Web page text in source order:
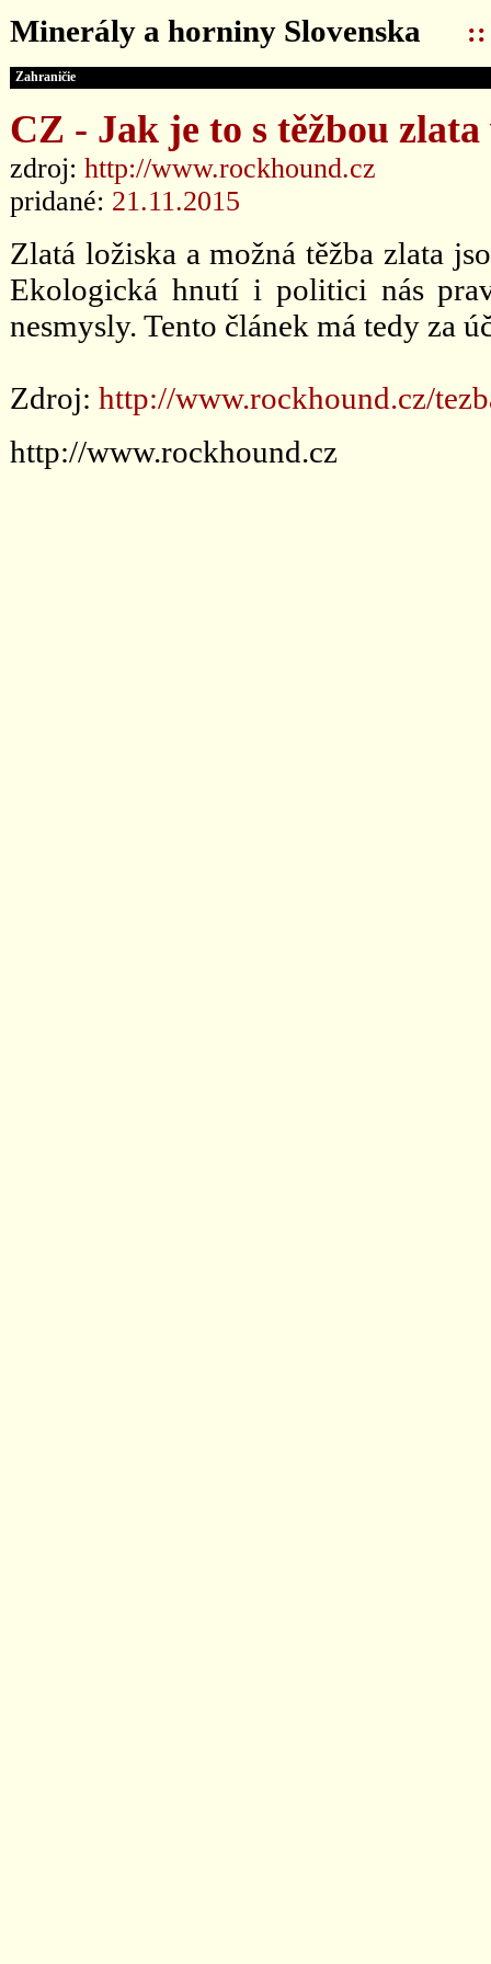
Minerály a horniny Slovenska ::
Zahraničie
CZ - Jak je to s těžbou
zdroj: http://www.rockhound.cz
pridané: 21.11.2015
Zlatá ložiska a možná těžba zlata
Ekologická hnutí i politici nás
nesmysly. Tento článek má tedy za
Zdroj: http://www.rockhound.cz/
http://www.rockhound.cz